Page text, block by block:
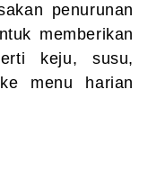
penurunan
memberikan
keju, susu,
menu harian